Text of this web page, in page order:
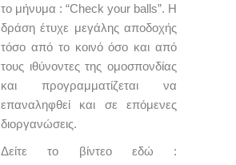
το μήνυμα : “Check your balls”. Η
δράση έτυχε μεγάλης αποδοχής
τόσο από το κοινό όσο και από
τους ιθύνοντες της ομοσπονδίας
και προγραμματίζεται να
επαναληφθεί και σε επόμενες
διοργανώσεις.
Δείτε το βίντεο εδώ :